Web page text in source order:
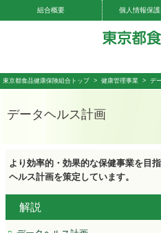
組合概要 個人情報保
東京都食品健康保険組合トップ> 健康管理事業 > デ
データヘルス計画
より効率的・効果的な保健事業を目
ヘルス計画を策定しています。
解説